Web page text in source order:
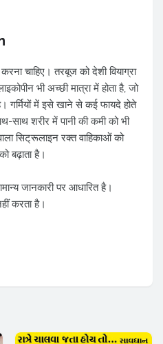
चाहिए। तरबूज को देशी वियाग्रा
भी अच्छी मात्रा में होता है, जो
गर्मियों में इसे खाने से कई फायदे होते
साथ शरीर में पानी की कमी को भी
सिट्रूलाइन रक्त वाहिकाओं को
बढ़ाता है।
जानकारी पर आधारित है।
करता है।